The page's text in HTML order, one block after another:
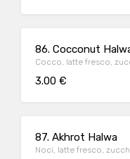
86. Cocconut
Cocco, latte fresco,
3.00 €
87. Akhrot Halwa
Noci, latte fresco,